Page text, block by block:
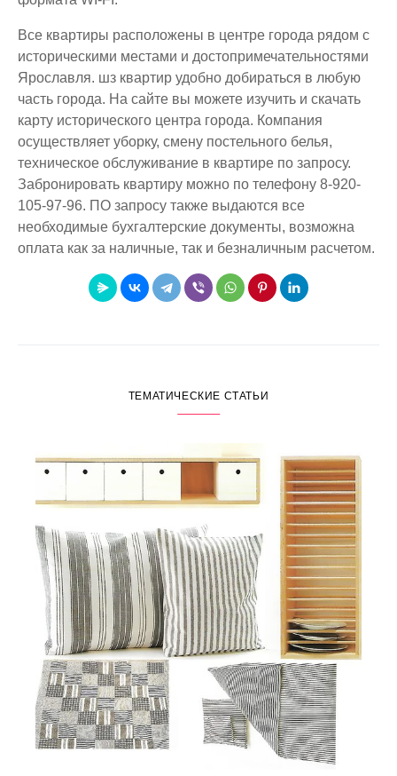
Все квартиры расположены в центре города рядом с
историческими местами и достопримечательностями
Ярославля. шз квартир удобно добираться в любую
часть города. На сайте вы можете изучить и скачать
карту исторического центра города. Компания
осуществляет уборку, смену постельного белья,
техническое обслуживание в квартире по запросу.
Забронировать квартиру можно по телефону 8-920-
105-97-96. ПО запросу также выдаются все
необходимые бухгалтерские документы, возможна
оплата как за наличные, так и безналичным расчетом.
ТЕМАТИЧЕСКИЕ СТАТЬИ